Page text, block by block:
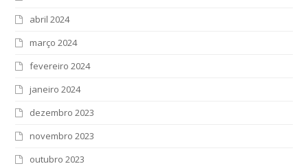
abril 2024
março 2024
fevereiro 2024
janeiro 2024
dezembro 2023
novembro 2023
outubro 2023